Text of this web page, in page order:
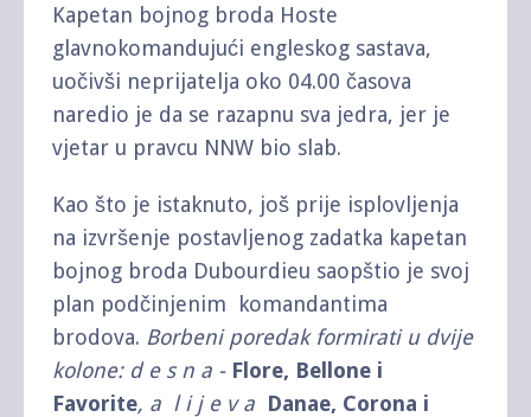
Kapetan bojnog broda Hoste
glavnokomandujući engleskog sastava,
uočivši neprijatelja oko 04.00 časova
naredio je da se razapnu sva jedra, jer je
vjetar u pravcu NNW bio slab.
Kao što je istaknuto, još prije isplovljenja
na izvršenje postavljenog zadatka kapetan
bojnog broda Dubourdieu saopštio je svoj
plan podčinjenim komandantima
brodova. Borbeni poredak formirati u dvije
kolone: d e s n a - Flore, Bellone i
Favorite, a l i j e v a Danae, Corona i